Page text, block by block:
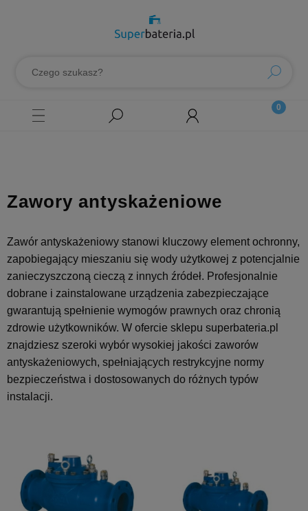
Zawory antyskażeniowe
Zawór antyskażeniowy stanowi kluczowy element ochronny,
zapobiegający mieszaniu się wody użytkowej z potencjalnie
zanieczyszczoną cieczą z innych źródeł. Profesjonalnie
dobrane i zainstalowane urządzenia zabezpieczające
gwarantują spełnienie wymogów prawnych oraz chronią
zdrowie użytkowników. W ofercie sklepu superbateria.pl
znajdziesz szeroki wybór wysokiej jakości zaworów
antyskażeniowych, spełniających restrykcyjne normy
bezpieczeństwa i dostosowanych do różnych typów
instalacji.